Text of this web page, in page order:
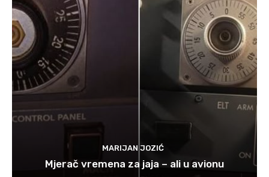
MARIJAN JOZIĆ
Mjerač vremena za jaja – ali u avionu